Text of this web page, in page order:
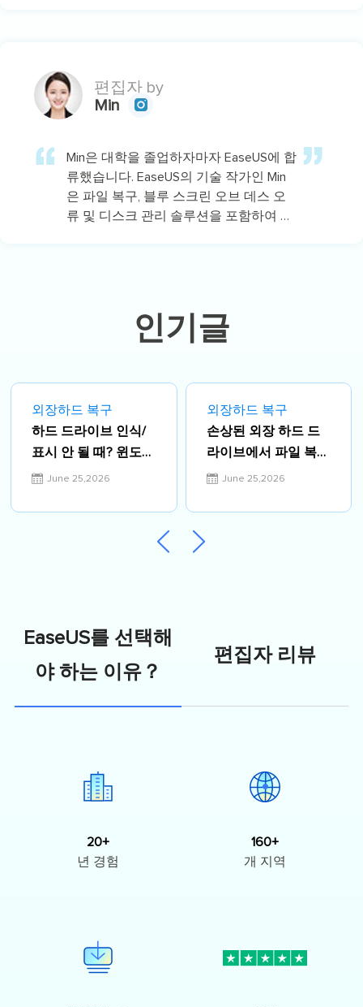
편집자 by
Min

Min은 대학을 졸업하자마자 EaseUS에 합
류했습니다. EaseUS의 기술 작가인 Min
은 파일 복구, 블루 스크린 오브 데스 오
류 및 디스크 관리 솔루션을 포함하여 가
인기글
외장하드 복구
하드 드라이브 인식/
표시 안 될 때? 윈도우
11/10 인식 안됨 해결
June 25,2026
외장하드 복구
손상된 외장 하드 드
라이브에서 파일 복구
가 가능할까요?3가지
년]
June 25,2026
EaseUS를 선택해
야 하는 이유？
편집자 리뷰
20+
년 경험
160+
개 지역